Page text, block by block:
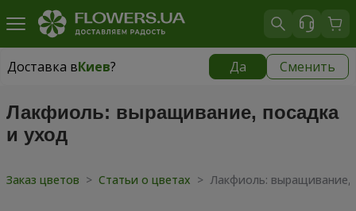
Доставка вКиев? Да Сменить
Доставка вКиев
Лакфиоль: выращивание, посадка
и уход
Заказ цветов > Статьи о цветах > Лакфиоль: выращивание,